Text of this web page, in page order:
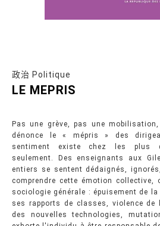
政治 Politique
LE MEPRIS
Pas une grève, pas une
dénonce le « mépris » des
sentiment existe chez les plus
seulement. Des enseignants aux
entiers se sentent dédaignés,
comprendre cette émotion
sociologie générale : épuisement de
ses rapports de classes, violence
des nouvelles technologies,